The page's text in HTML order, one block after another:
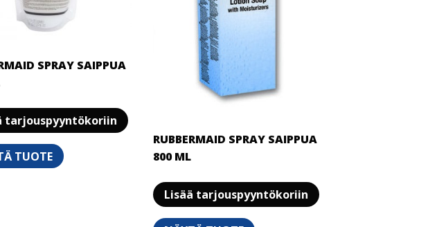
SPRAY SAIPPUA
tarjouspyyntökoriin
TUOTE
RUBBERMAID SPRAY SAIPPUA
800 ML
Lisää tarjouspyyntökoriin